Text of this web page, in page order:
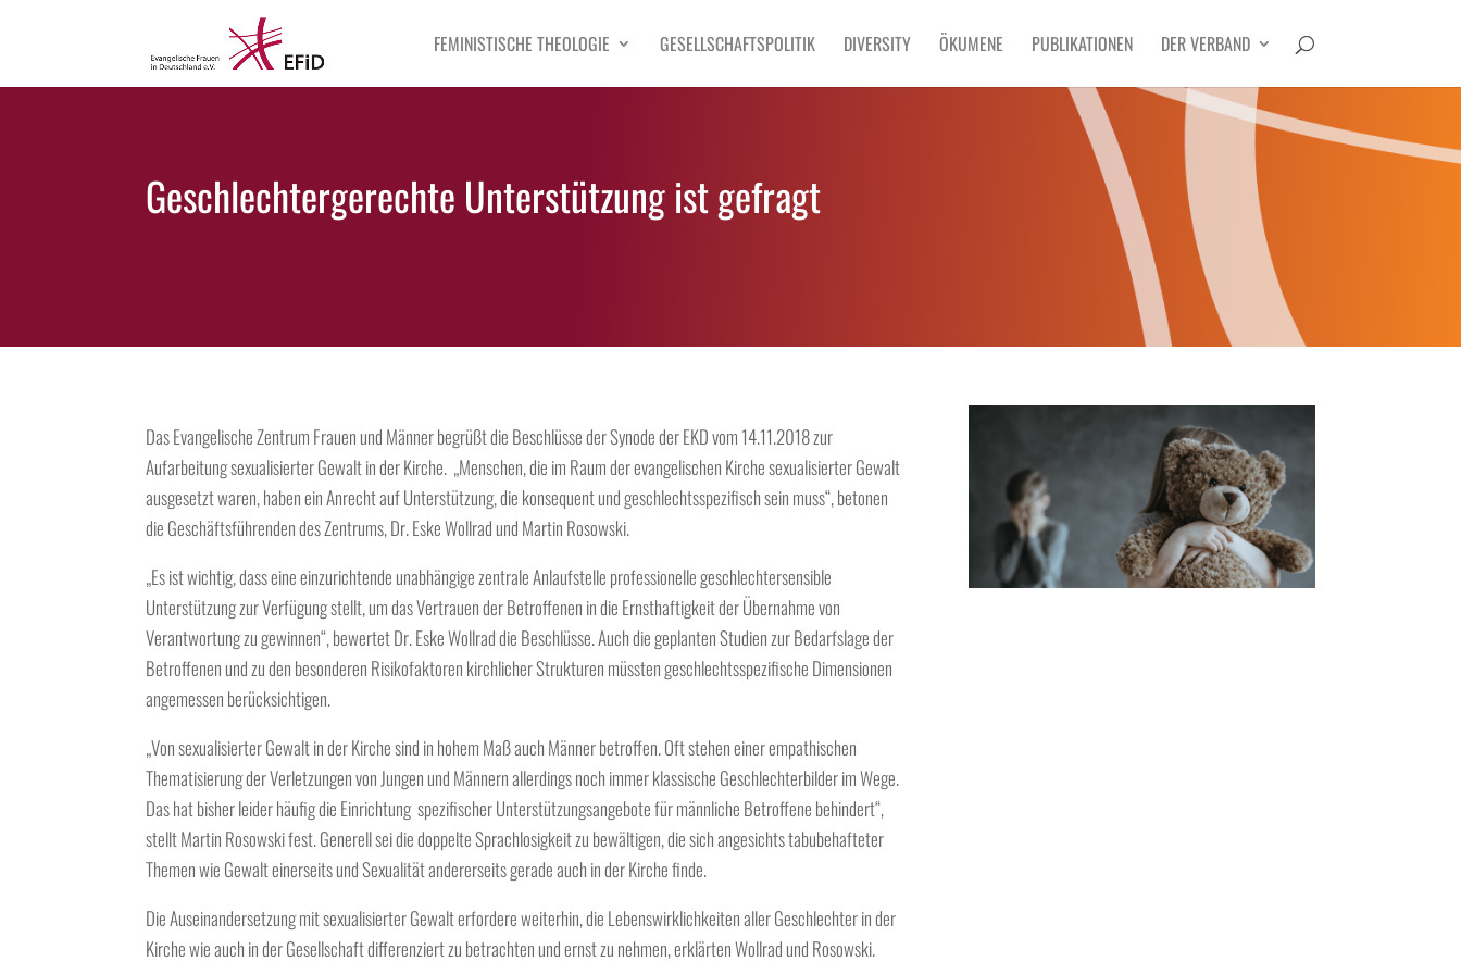
FEMINISTISCHE THEOLOGIE GESELLSCHAFTSPOLITIK DIVERSITY ÖKUMENE PUBLIKATIONEN DER VERBAND
Geschlechtergerechte Unterstützung ist gefragt
Das Evangelische Zentrum Frauen und Männer begrüßt die Beschlüsse der Synode der EKD vom 14.11.2018 zur
Aufarbeitung sexualisierter Gewalt in der Kirche. „Menschen, die im Raum der evangelischen Kirche sexualisierter Gewalt
ausgesetzt waren, haben ein Anrecht auf Unterstützung, die konsequent und geschlechtsspezifisch sein muss“, betonen
die Geschäftsführenden des Zentrums, Dr. Eske Wollrad und Martin Rosowski.
„Es ist wichtig, dass eine einzurichtende unabhängige zentrale Anlaufstelle professionelle geschlechtersensible
Unterstützung zur Verfügung stellt, um das Vertrauen der Betroffenen in die Ernsthaftigkeit der Übernahme von
Verantwortung zu gewinnen“, bewertet Dr. Eske Wollrad die Beschlüsse. Auch die geplanten Studien zur Bedarfslage der
Betroffenen und zu den besonderen Risikofaktoren kirchlicher Strukturen müssten geschlechtsspezifische Dimensionen
angemessen berücksichtigen.
„Von sexualisierter Gewalt in der Kirche sind in hohem Maß auch Männer betroffen. Oft stehen einer empathischen
Thematisierung der Verletzungen von Jungen und Männern allerdings noch immer klassische Geschlechterbilder im Wege.
Das hat bisher leider häufig die Einrichtung spezifischer Unterstützungsangebote für männliche Betroffene behindert“,
stellt Martin Rosowski fest. Generell sei die doppelte Sprachlosigkeit zu bewältigen, die sich angesichts tabubehafteter
Themen wie Gewalt einerseits und Sexualität andererseits gerade auch in der Kirche finde.
Die Auseinandersetzung mit sexualisierter Gewalt erfordere weiterhin, die Lebenswirklichkeiten aller Geschlechter in der
Kirche wie auch in der Gesellschaft differenziert zu betrachten und ernst zu nehmen, erklärten Wollrad und Rosowski.